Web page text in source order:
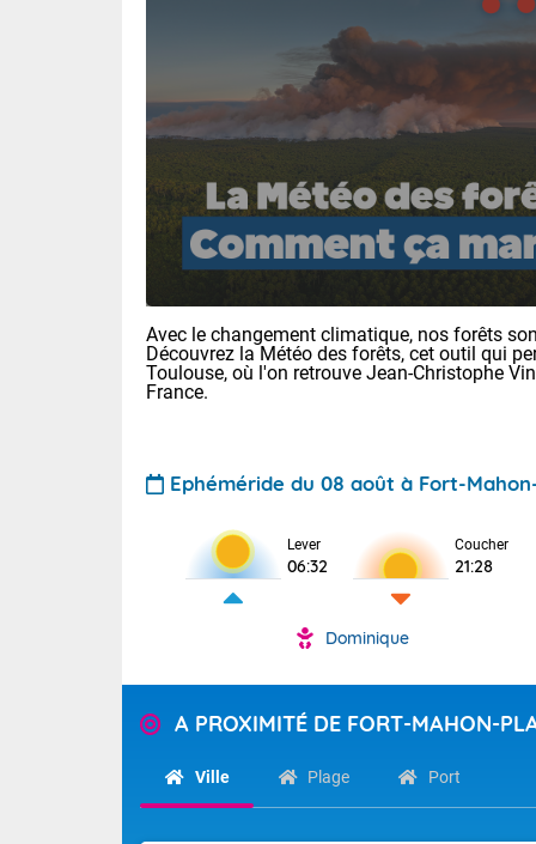
Avec le changement climatique, nos forêts
Découvrez la Météo des forêts, cet outil qui
Toulouse, où l'on retrouve Jean-Christophe
France.
Ephéméride du 08 août à Fort-
Lever
06:32
Coucher
21:28
Dominique
A PROXIMITÉ DE FORT-MAHON-
Ville Plage Port
Voici les
31 Lyon : 35
Très
Le soleil
donnent